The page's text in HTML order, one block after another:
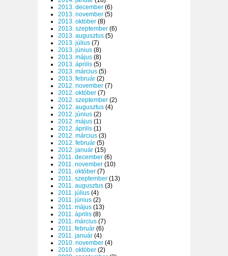
2013. december (6)
2013. november (5)
2013. október (8)
2013. szeptember (6)
2013. augusztus (5)
2013. július (7)
2013. június (8)
2013. május (8)
2013. április (5)
2013. március (5)
2013. február (2)
2012. november (7)
2012. október (7)
2012. szeptember (2)
2012. augusztus (4)
2012. június (2)
2012. május (1)
2012. április (1)
2012. március (3)
2012. február (5)
2012. január (15)
2011. december (6)
2011. november (10)
2011. október (7)
2011. szeptember (13)
2011. augusztus (3)
2011. július (4)
2011. június (2)
2011. május (13)
2011. április (8)
2011. március (7)
2011. február (6)
2011. január (4)
2010. november (4)
2010. október (2)